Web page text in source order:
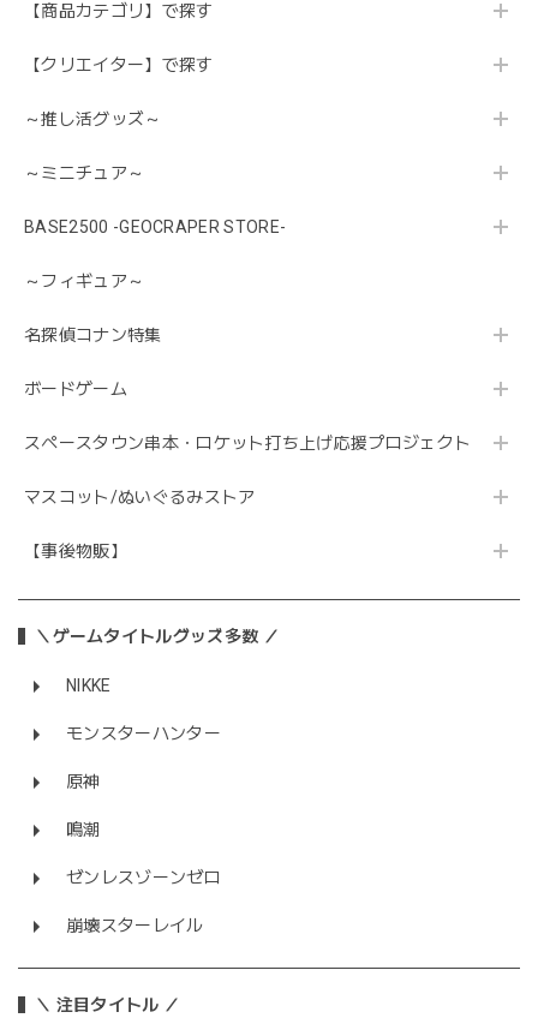
【商品カテゴリ】で探す
【クリエイター】で探す
～推し活グッズ～
～ミニチュア～
BASE2500 -GEOCRAPER STORE-
～フィギュア～
名探偵コナン特集
ボードゲーム
スペースタウン串本・ロケット打ち上げ応援プロジェクト
マスコット/ぬいぐるみストア
【事後物販】
＼ゲームタイトルグッズ多数 ／
NIKKE
モンスターハンター
原神
鳴潮
ゼンレスゾーンゼロ
崩壊スターレイル
＼ 注目タイトル ／